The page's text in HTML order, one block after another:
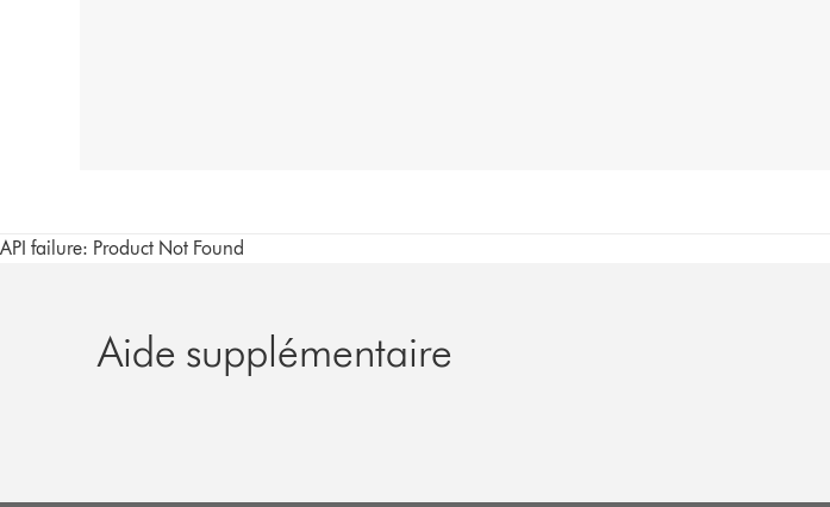
API failure: Product Not Found
Aide supplémentaire